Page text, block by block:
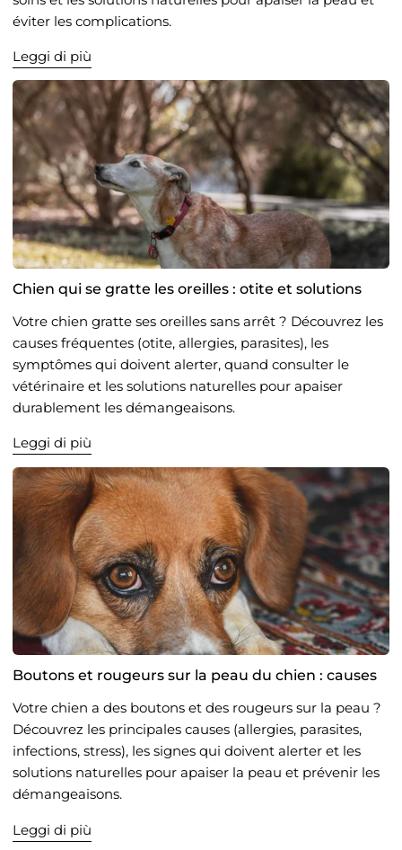
éviter les complications.
Leggi di più
Chien qui se gratte les oreilles : otite et solutions
Votre chien gratte ses oreilles sans arrêt ? Découvrez les
causes fréquentes (otite, allergies, parasites), les
symptômes qui doivent alerter, quand consulter le
vétérinaire et les solutions naturelles pour apaiser
durablement les démangeaisons.
Leggi di più
Boutons et rougeurs sur la peau du chien : causes
Votre chien a des boutons et des rougeurs sur la peau ?
Découvrez les principales causes (allergies, parasites,
infections, stress), les signes qui doivent alerter et les
solutions naturelles pour apaiser la peau et prévenir les
démangeaisons.
Leggi di più